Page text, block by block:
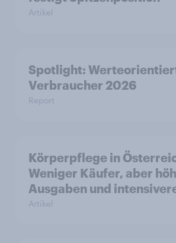
Artikel
Spotlight:
Verbraucher 2026
Report
Körperpflege in
Weniger Käufer, aber
Ausgaben und
Artikel